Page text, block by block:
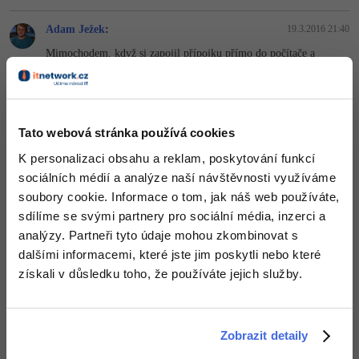
Tato webová stránka používá cookies
K personalizaci obsahu a reklam, poskytování funkcí
sociálních médií a analýze naší návštěvnosti využíváme
soubory cookie. Informace o tom, jak náš web používáte,
sdílíme se svými partnery pro sociální média, inzerci a
analýzy. Partneři tyto údaje mohou zkombinovat s
dalšími informacemi, které jste jim poskytli nebo které
získali v důsledku toho, že používáte jejich služby.
Zobrazit detaily
Adam Ježek: 19.3.2016 21:40
Mimochodem, když si zapojil přípojku přímo do počítače a
Nahoru Odpovědět
Odpovídá na Adam Ježek
Psal jsem mu zprávu, neodpověděl.
U mě nevede žádný kabel přímo do routeru. Ta přípojka vede ještě
do takové malé krabičky, kde je upevněna i trochou papíru (v tom
zapojení) snad. Z té krabičky pak vede teprve další kabel do
routeru a ta krabička je zapojena do zásuvky. Nevím, zda mám
zapojit hned ten první kabel nebo až ten druhý z té "krabičky".
Nahoru Odpovědět
Odpovídá na Jan Lupčík
Co je napsano na te krabicce? Nebude to PoE? Ale zapoj az ten, co